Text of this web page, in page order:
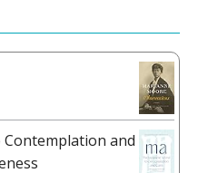
Contemplation and